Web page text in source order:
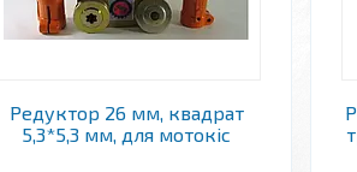
Редуктор 26 мм, квадрат
5,3*5,3 мм, для мотокіс